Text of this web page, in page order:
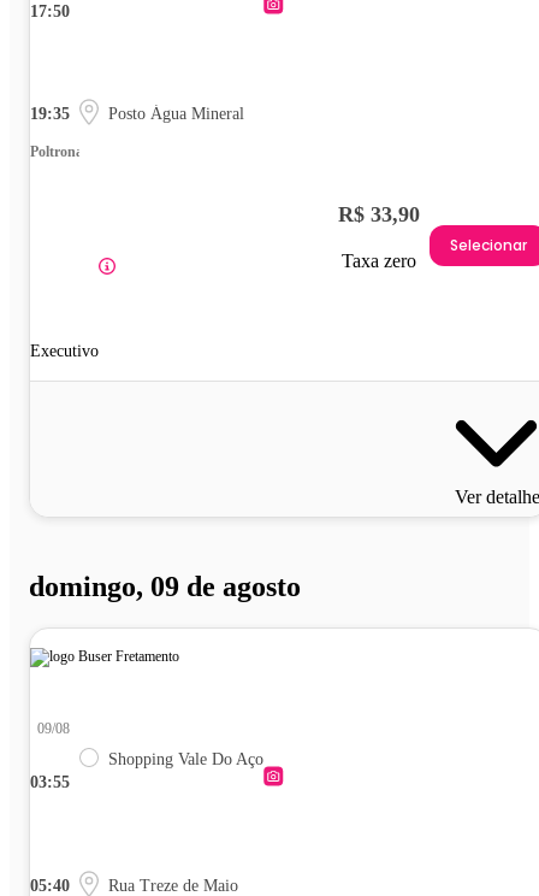
17:50
19:35 Posto Água Mineral
Poltrona
Executivo
R$ 33,90
Taxa zero
Selecionar
Ver
domingo, 09 de agosto
03:55
09/08
Shopping Vale Do Aço
05:40 Rua Treze de Maio